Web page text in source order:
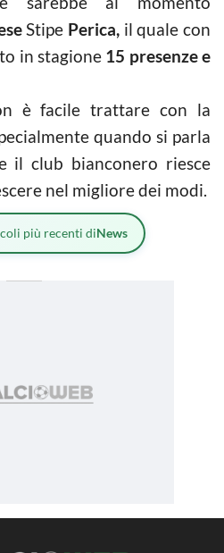
Stipe Perica, il quale con
in stagione 15 presenze e
è facile trattare con la
quando si parla
il club bianconero riesce
nel migliore dei modi.
più recenti diNews